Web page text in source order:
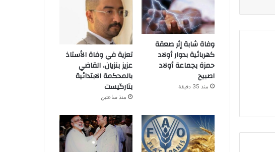
وفاة شابة إثر صعقة
كهربائية بدوار أولاد
حمزة بجماعة أولاد
اصبيح
منذ 35 دقيقة
تعزية في وفاة الأستاذ
عزيز بنزيان، القاضي
بالمحكمة الابتدائية
بتارگيست
منذ ساعتين